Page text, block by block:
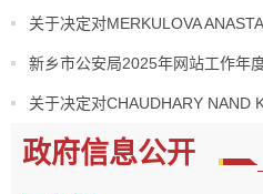
新乡市公安局2025年网站工作年
政府信息公开